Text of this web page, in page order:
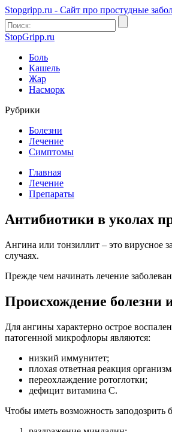
Stopgripp.ru - Cайт про простудные
StopGripp.ru
Боль
Кашель
Жар
Насморк
Рубрики
Болезни
Лечение
Симптомы
Главная
Лечение
Препараты
Антибиотики в уколах
Ангина или тонзиллит – это вирусное
случаях.
Прежде чем начинать лечение
Происхождение болезни
Для ангины характерно острое
патогенной микрофлоры являются:
низкий иммунитет;
плохая ответная реакция
переохлаждение ротоглотки;
дефицит витамина С.
Чтобы иметь возможность